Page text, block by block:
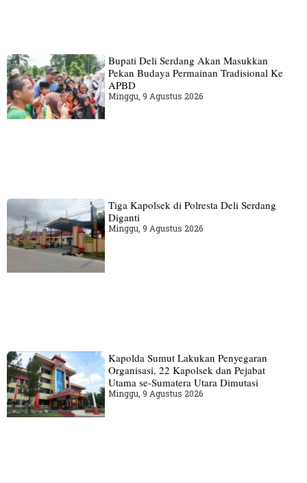
Bupati Deli Serdang Akan Masukkan
Pekan Budaya Permainan Tradisional Ke
APBD
Minggu, 9 Agustus 2026
Tiga Kapolsek di Polresta Deli Serdang
Diganti
Minggu, 9 Agustus 2026
Kapolda Sumut Lakukan Penyegaran
Organisasi, 22 Kapolsek dan Pejabat
Utama se-Sumatera Utara Dimutasi
Minggu, 9 Agustus 2026